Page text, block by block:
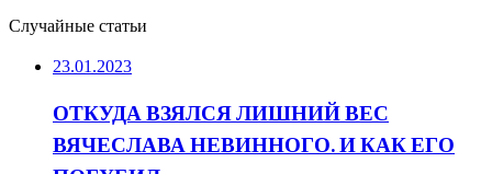
Случайные статьи
23.01.2023
ОТКУДА ВЗЯЛСЯ ЛИШНИЙ ВЕС
ВЯЧЕСЛАВА НЕВИННОГО. И КАК ЕГО